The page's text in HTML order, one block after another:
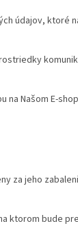
údajov, ktoré
na Našom E-
za jeho
ktorom bude